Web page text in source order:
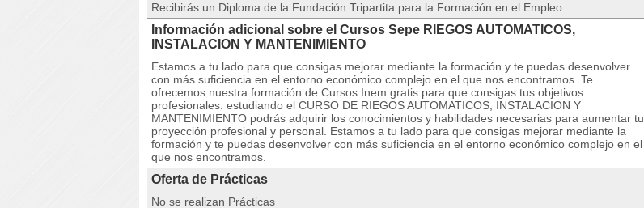
Recibirás un Diploma de la Fundación Tripartita para la Formación en el Empleo
Información adicional sobre el Cursos Sepe RIEGOS AUTOMATICOS,
INSTALACION Y MANTENIMIENTO
Estamos a tu lado para que consigas mejorar mediante la formación y te puedas desenvolver
con más suficiencia en el entorno económico complejo en el que nos encontramos. Te
ofrecemos nuestra formación de Cursos Inem gratis para que consigas tus objetivos
profesionales: estudiando el CURSO DE RIEGOS AUTOMATICOS, INSTALACION Y
MANTENIMIENTO podrás adquirir los conocimientos y habilidades necesarias para aumentar tu
proyección profesional y personal. Estamos a tu lado para que consigas mejorar mediante la
formación y te puedas desenvolver con más suficiencia en el entorno económico complejo en el
que nos encontramos.
Oferta de Prácticas
No se realizan Prácticas